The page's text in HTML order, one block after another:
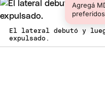
Agregá
El lateral debutó y
expulsado.